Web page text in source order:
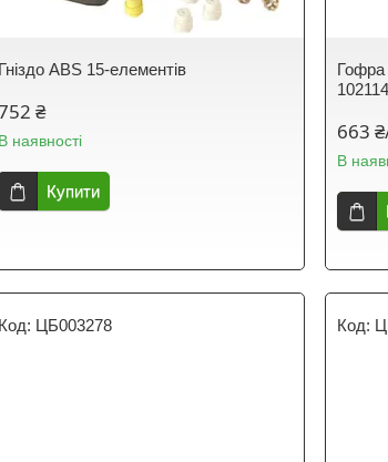
Гніздо ABS 15-елементів
₴
В наявності
Купити
663
В
ЦБ003278